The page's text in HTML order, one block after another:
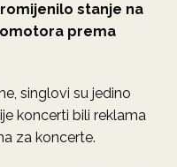
stanje na
prema
singlovi su jedino
koncerti bili reklama
za koncerte.